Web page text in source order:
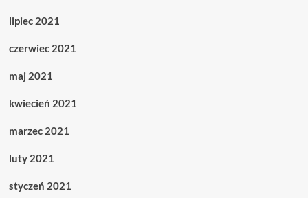
lipiec 2021
czerwiec 2021
maj 2021
kwiecień 2021
marzec 2021
luty 2021
styczeń 2021